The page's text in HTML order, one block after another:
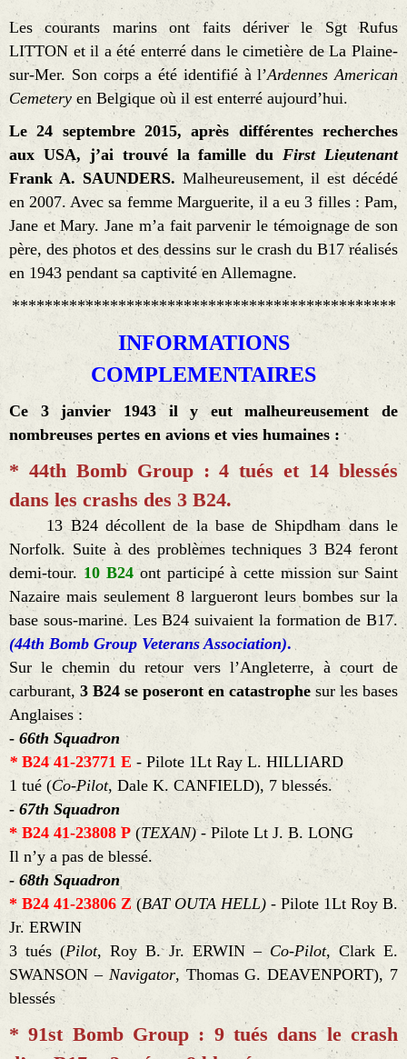
Les courants marins ont faits dériver le Sgt Rufus
LITTON et il a été enterré dans le cimetière de La Plaine-
sur-Mer. Son corps a été identifié à l’Ardennes American
Cemetery en Belgique où il est enterré aujourd’hui.
Le 24 septembre 2015, après différentes recherches
aux USA, j’ai trouvé la famille du First Lieutenant
Frank A. SAUNDERS. Malheureusement, il est décédé
en 2007. Avec sa femme Marguerite, il a eu 3 filles : Pam,
Jane et Mary. Jane m’a fait parvenir le témoignage de son
père, des photos et des dessins sur le crash du B17 réalisés
en 1943 pendant sa captivité en Allemagne.
***********************************************
INFORMATIONS
COMPLEMENTAIRES
Ce 3 janvier 1943 il y eut malheureusement de
nombreuses pertes en avions et vies humaines :
* 44th Bomb Group : 4 tués et 14 blessés
dans les crashs des 3 B24.
13 B24 décollent de la base de Shipdham dans le
Norfolk. Suite à des problèmes techniques 3 B24 feront
demi-tour. 10 B24ont participé à cette mission sur Saint
Nazaire mais seulement 8 largueront leurs bombes sur la
base sous-marine. Les B24 suivaient la formation de B17.
(44th Bomb Group Veterans Association).
Sur le chemin du retour vers l’Angleterre, à court de
carburant, 3 B24 se poseront en catastrophe sur les bases
Anglaises :
- 66th Squadron
* B24 41-23771 E - Pilote 1Lt Ray L. HILLIARD
1 tué (Co-Pilot, Dale K. CANFIELD), 7 blessés.
- 67th Squadron
* B24 41-23808 P(TEXAN) -Pilote Lt J. B. LONG
Il n’y a pas de blessé.
- 68th Squadron
* B24 41-23806 Z (BAT OUTA HELL) - Pilote 1Lt Roy B.
Jr. ERWIN
3 tués (Pilot, Roy B. Jr. ERWIN – Co-Pilot, Clark E.
SWANSON – Navigator, Thomas G. DEAVENPORT), 7
blessés
* 91st Bomb Group : 9 tués dans le crash